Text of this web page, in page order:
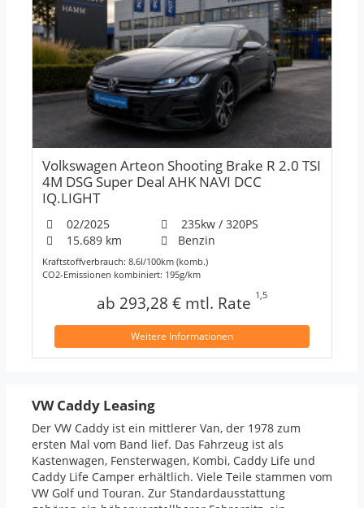
Volkswagen Arteon Shooting Brake R 2.0 TSI
4M DSG Super Deal AHK NAVI DCC
IQ.LIGHT
02/2025
235kw / 320PS
15.689 km
Benzin
Kraftstoffverbrauch: 8.6l/100km (komb.)
CO2-Emissionen kombiniert: 195g/km
ab 293,28 € mtl. Rate 1,5
Weitere Informationen
VW Caddy Leasing
Der VW Caddy ist ein mittlerer Van, der 1978 zum
ersten Mal vom Band lief. Das Fahrzeug ist als
Kastenwagen, Fensterwagen, Kombi, Caddy Life und
Caddy Life Camper erhältlich. Viele Teile stammen vom
VW Golf und Touran. Zur Standardausstattung